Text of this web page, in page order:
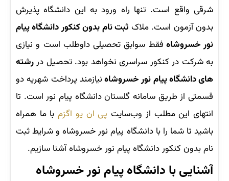
شرقی واقع است. تنها راه ورود به این دانشگاه پذیرش
بدون آزمون است. ملاک ثبت نام بدون کنکور دانشگاه پیام
نور خسروشاه فقط سوابق تحصیلی داوطلب است و نیازی
به شرکت در کنکور سراسری نخواهد بود. تحصیل دررشته
های دانشگاه پیام نور خسروشاهنیازمند پرداخت شهریه دو
قسمتی از طریق سامانه گلستان دانشگاه پیام نور است. تا
انتهای این مطلب از وب‌سایت پی ان یو اگزمبا ما همراه
باشید تا شما را با دانشگاه پیام نور خسروشاه و شرایط ثبت
نام بدون کنکور دانشگاه پیام نور خسروشاه آشنا سازیم.
آشنایی با دانشگاه پیام نور خسروشاه